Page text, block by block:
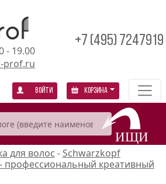
- 19.00
prof.ru
+7 (495) 7247919
Войти Корзина
для волос -Schwarzkopf
профессиональный креативный